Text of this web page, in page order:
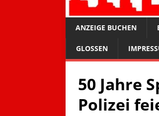
ANZEIGE BUCHEN
GLOSSEN
50 Jahre
Polizei